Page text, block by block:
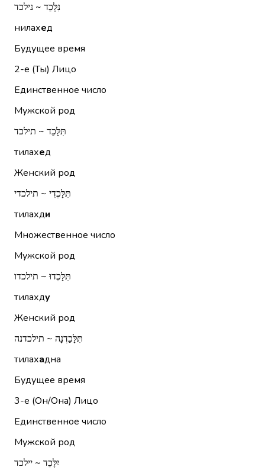
נִלָּכֵד ~ נילכד
нилахед
Будущее время
2-е (Ты) Лицо
Единственное число
Мужской род
תִּלָּכֵד ~ תילכד
тилахед
Женский род
תִּלָּכְדִי ~ תילכדי
тилахди
Множественное число
Мужской род
תִּלָּכְדוּ ~ תילכדו
тилахду
Женский род
תִּלָּכַדְנָה ~ תילכדנה
тилахадна
Будущее время
3-е (Он/Она) Лицо
Единственное число
Мужской род
יִלָּכֵד ~ יילכד